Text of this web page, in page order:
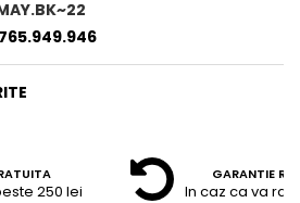
250 lei
GARANTIE
In caz ca va